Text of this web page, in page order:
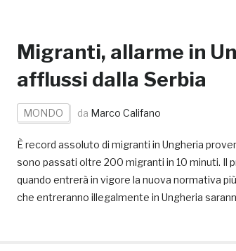
Migranti, allarme in
afflussi dalla Serbia
MONDO da Marco Califano
È record assoluto di migranti in Ungheria
sono passati oltre 200 migranti in 10 minuti. Il
quando entrerà in vigore la nuova normativa
che entreranno illegalmente in Ungheria